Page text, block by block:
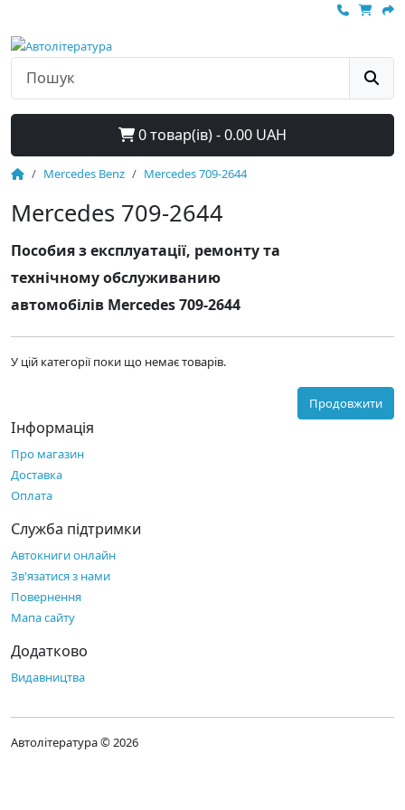
0 товар(ів) - 0.00 UAH
Mercedes Benz Mercedes 709-2644
Mercedes 709-2644
Пособия з експлуатації, ремонту та
технічному обслуживанию
автомобілів Mercedes 709-2644
У цій категорії поки що немає товарів.
Продовжити
Інформація
Про магазин
Доставка
Оплата
Служба підтримки
Автокниги онлайн
Зв'язатися з нами
Повернення
Мапа сайту
Додатково
Видавництва
Автолітература © 2026